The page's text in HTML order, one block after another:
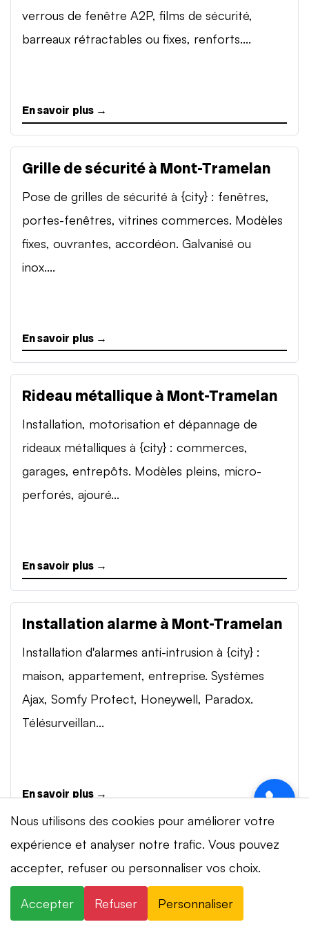
verrous de fenêtre A2P, films de sécurité,
barreaux rétractables ou fixes, renforts....
En savoir plus →
Grille de sécurité à Mont-Tramelan
Pose de grilles de sécurité à {city} : fenêtres,
portes-fenêtres, vitrines commerces. Modèles
fixes, ouvrantes, accordéon. Galvanisé ou
inox....
En savoir plus →
Rideau métallique à Mont-Tramelan
Installation, motorisation et dépannage de
rideaux métalliques à {city} : commerces,
garages, entrepôts. Modèles pleins, micro-
perforés, ajouré...
En savoir plus →
Installation alarme à Mont-Tramelan
Installation d'alarmes anti-intrusion à {city} :
maison, appartement, entreprise. Systèmes
Ajax, Somfy Protect, Honeywell, Paradox.
Télésurveillan...
En savoir plus →
Vidéosurveillance à Mont-Tramelan
Installation de systèmes de vidéosurveillance à
{city} : caméras IP 4K, visionnage smartphone,
Nous utilisons des cookies pour améliorer votre
expérience et analyser notre trafic. Vous pouvez
accepter, refuser ou personnaliser vos choix.
Accepter Refuser Personnaliser
⚡ Intervention en 20 min· 24h/24 · 7j/7 ·
Devis gratuit
+41 78 319 32 82
WhatsApp